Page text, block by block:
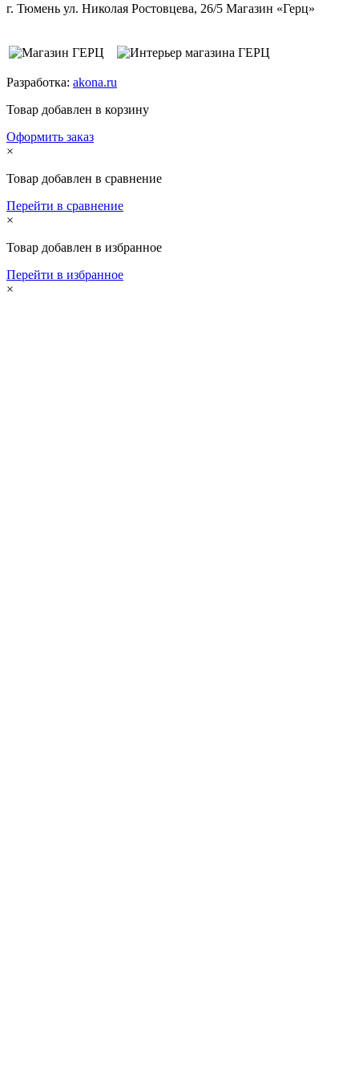
г. Тюмень ул. Николая Ростовцева, 26/5 Магазин «Герц»
Разработка: akona.ru
Товар добавлен в корзину
Оформить заказ
×
Товар добавлен в сравнение
Перейти в сравнение
×
Товар добавлен в избранное
Перейти в избранное
×